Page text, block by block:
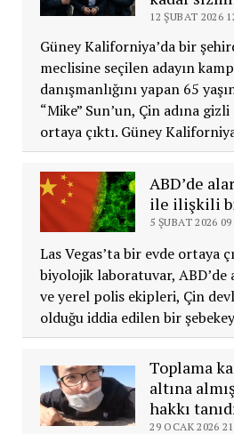
12 ŞUBAT 2026
Güney Kaliforniya’da bir
meclisine seçilen adayın
danışmanlığını yapan 65
“Mike” Sun’un, Çin adına
ortaya çıktı. Güney
ABD’de
ile ilişkili
5 ŞUBAT 2026
Las Vegas’ta bir evde ortaya
biyolojik laboratuvar, ABD’de
ve yerel polis ekipleri, Çin
olduğu iddia edilen bir
Toplama
altına
hakkı
29 OCAK 2026